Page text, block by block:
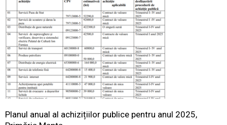
Planul anual al achizițiilor publice pentru anul 2025,